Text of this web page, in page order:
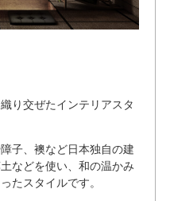
り交ぜたインテリアスタ
子、襖など日本独自の建
などを使い、和の温かみ
たスタイルです。